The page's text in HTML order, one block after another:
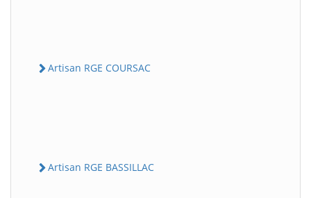
Artisan RGE COURSAC
Artisan RGE BASSILLAC